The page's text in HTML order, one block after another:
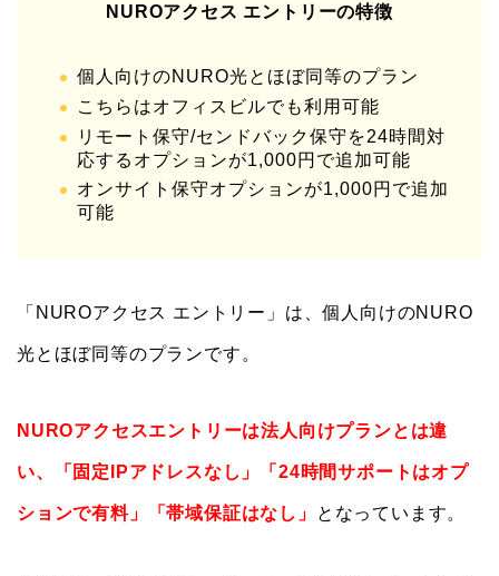
NUROアクセス エントリーの特徴
個人向けのNURO光とほぼ同等のプラン
こちらはオフィスビルでも利用可能
リモート保守/センドバック保守を24時間対
応するオプションが1,000円で追加可能
オンサイト保守オプションが1,000円で追加
可能
「NUROアクセス エントリー」は、個人向けのNURO
光とほぼ同等のプランです。
NUROアクセスエントリーは法人向けプランとは違
い、「固定IPアドレスなし」「24時間サポートはオプ
ションで有料」「帯域保証はなし」 となっています。